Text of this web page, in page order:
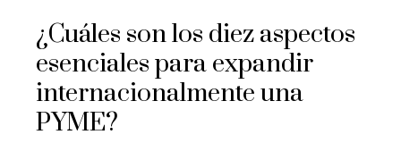
¿Cuáles son los diez aspectos
esenciales para expandir
internacionalmente una
PYME?